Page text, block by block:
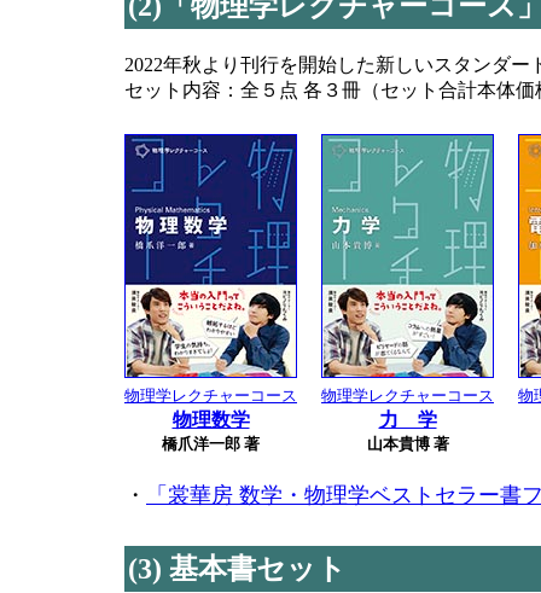
2022年秋より刊行を開始した新しいスタンダー
セット内容：全５点 各３冊（セット合計本体価
物理学レクチャーコース
物理数学
橋爪洋一郎 著
物理学レクチャーコース
力 学
山本貴博 著
物
・ 「裳華房 数学・物理学ベストセラー書
(3) 基本書セット